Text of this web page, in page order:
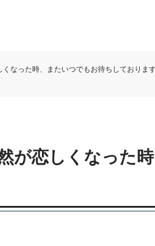
なった時、またいつでもお待ちしております
が恋しくなった